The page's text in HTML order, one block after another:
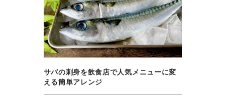
サバの刺身を飲食店で人気メニューに変
える簡単アレンジ